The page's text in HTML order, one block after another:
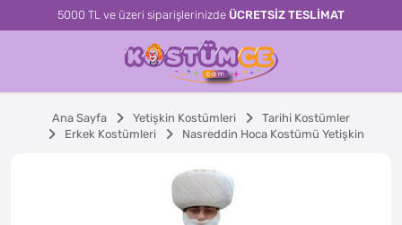
5000 TL ve üzeri siparişlerinizde ÜCRETSİZ TESLİMAT
Ana Sayfa Yetişkin Kostümleri
Tarihi Kostümler
Erkek Kostümleri
Nasreddin Hoca Kostümü Yetişkin